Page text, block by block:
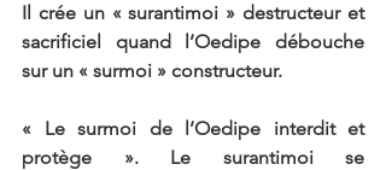
Il crée un « surantimoi » destructeur et
sacrificiel quand l’Oedipe débouche
sur un « surmoi » constructeur.
« Le surmoi de l’Oedipe interdit et
protège ». Le surantimoi se